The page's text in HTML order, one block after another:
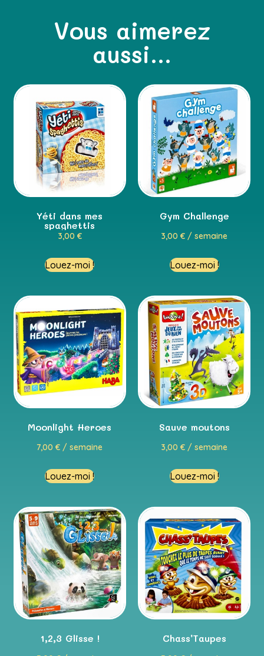
Vous aimerez
aussi...
Yéti dans mes
spaghettis
3,00 €
Louez-moi !
Gym Challenge
3,00€ / semaine
Louez-moi !
Moonlight Heroes
7,00€ / semaine
Louez-moi !
Sauve moutons
3,00€ / semaine
Louez-moi !
1,2,3 Glisse ! Chass’Taupes